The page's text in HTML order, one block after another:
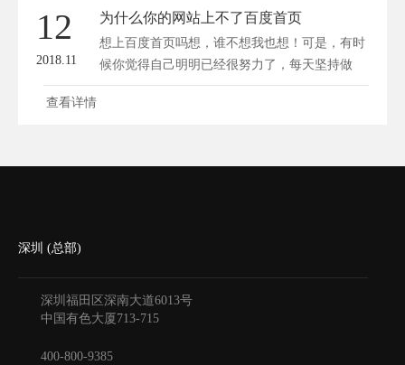
12
2018.11
为什么你的网站上不了百度首页
想上百度首页吗想，谁不想我也想！可是，有时
候你觉得自己明明已经很努力了，每天坚持做
的...
查看详情
深圳 (总部)
深圳福田区深南大道6013号
中国有色大厦713-715
400-800-9385